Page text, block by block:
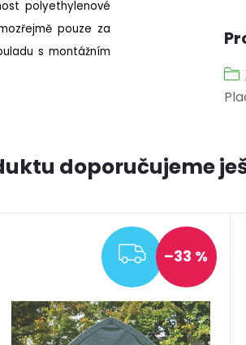
polyethylenové
pouze za
s montážním
doporučujeme
ZDARMA
–33 %